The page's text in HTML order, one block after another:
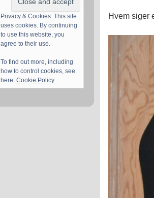
Privacy & Cookies: This site
uses cookies. By continuing
to use this website, you
agree to their use.
To find out more, including
how to control cookies, see
here: Cookie Policy
Hvem siger